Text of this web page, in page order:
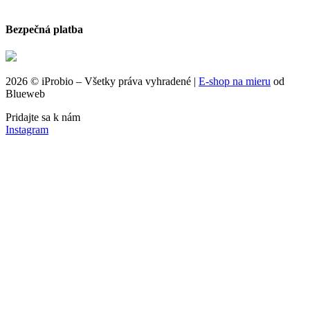
Bezpečná platba
2026 © iProbio – Všetky práva vyhradené | E‑shop na mieru od
Blueweb
Pridajte sa k nám
Instagram